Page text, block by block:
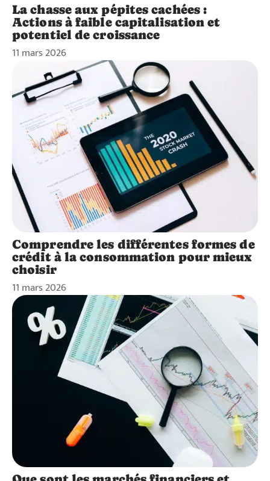
La chasse aux pépites cachées :
Actions à faible capitalisation et
potentiel de croissance
11 mars 2026
Comprendre les différentes formes de
crédit à la consommation pour mieux
choisir
11 mars 2026